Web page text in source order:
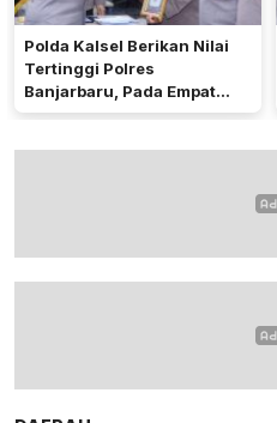
Polda Kalsel Berikan Nilai
Tertinggi Polres
Banjarbaru, Pada Empat
Bidang Utama